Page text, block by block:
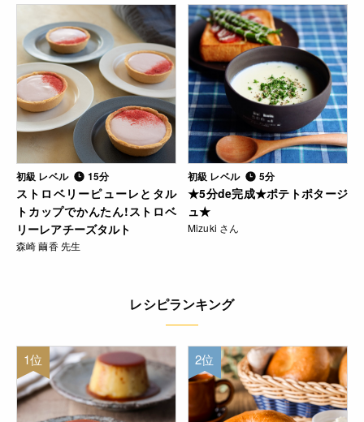
初級 レベル 15分
ストロベリーピューレとタル
トカップでかんたん!ストロベ
リーレアチーズタルト
森崎 繭香 先生
初級 レベル 5分
★5分de完成★ポテトポタージ
ュ★
Mizuki さん
レシピランキング
1位 2位